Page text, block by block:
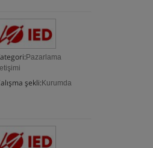
Pazarlama
İletişimi
şekli: Kurumda